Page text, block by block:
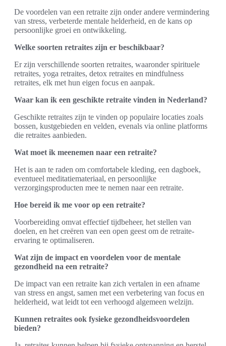
De voordelen van een retraite zijn onder andere vermindering
van stress, verbeterde mentale helderheid, en de kans op
persoonlijke groei en ontwikkeling.
Welke soorten retraites zijn er beschikbaar?
Er zijn verschillende soorten retraites, waaronder spirituele
retraites, yoga retraites, detox retraites en mindfulness
retraites, elk met hun eigen focus en aanpak.
Waar kan ik een geschikte retraite vinden in Nederland?
Geschikte retraites zijn te vinden op populaire locaties zoals
bossen, kustgebieden en velden, evenals via online platforms
die retraites aanbieden.
Wat moet ik meenemen naar een retraite?
Het is aan te raden om comfortabele kleding, een dagboek,
eventueel meditatiemateriaal, en persoonlijke
verzorgingsproducten mee te nemen naar een retraite.
Hoe bereid ik me voor op een retraite?
Voorbereiding omvat effectief tijdbeheer, het stellen van
doelen, en het creëren van een open geest om de retraite-
ervaring te optimaliseren.
Wat zijn de impact en voordelen voor de mentale
gezondheid na een retraite?
De impact van een retraite kan zich vertalen in een afname
van stress en angst, samen met een verbetering van focus en
helderheid, wat leidt tot een verhoogd algemeen welzijn.
Kunnen retraites ook fysieke gezondheidsvoordelen
bieden?